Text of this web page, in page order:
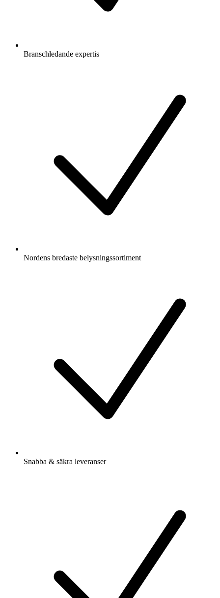
Branschledande expertis
Nordens bredaste belysningssortiment
Snabba & säkra leveranser